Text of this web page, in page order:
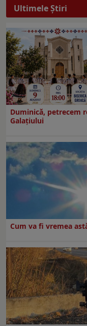
Ultimele Ştiri
Duminică, petrecem
Galaţiului
Cum va fi vremea